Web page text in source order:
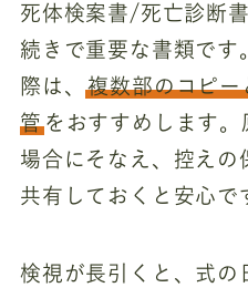
死体検案書/死亡診断
続きで重要な書類です
際は、複数部のコピ
管をおすすめします。
場合にそなえ、控えの
共有しておくと安心で
検視が長引くと、式の